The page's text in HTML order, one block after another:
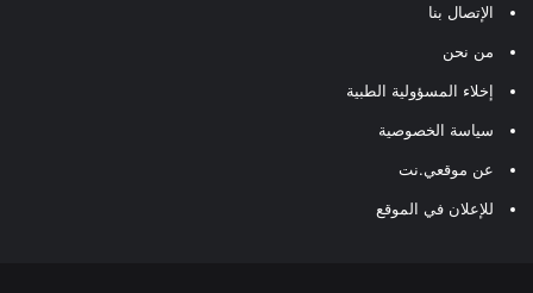
الإتصال بنا
من نحن
إخلاء المسؤولية الطبية
سياسة الخصوصية
عن موقعي.نت
للإعلان في الموقع